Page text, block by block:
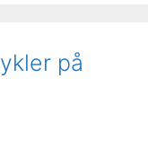
på